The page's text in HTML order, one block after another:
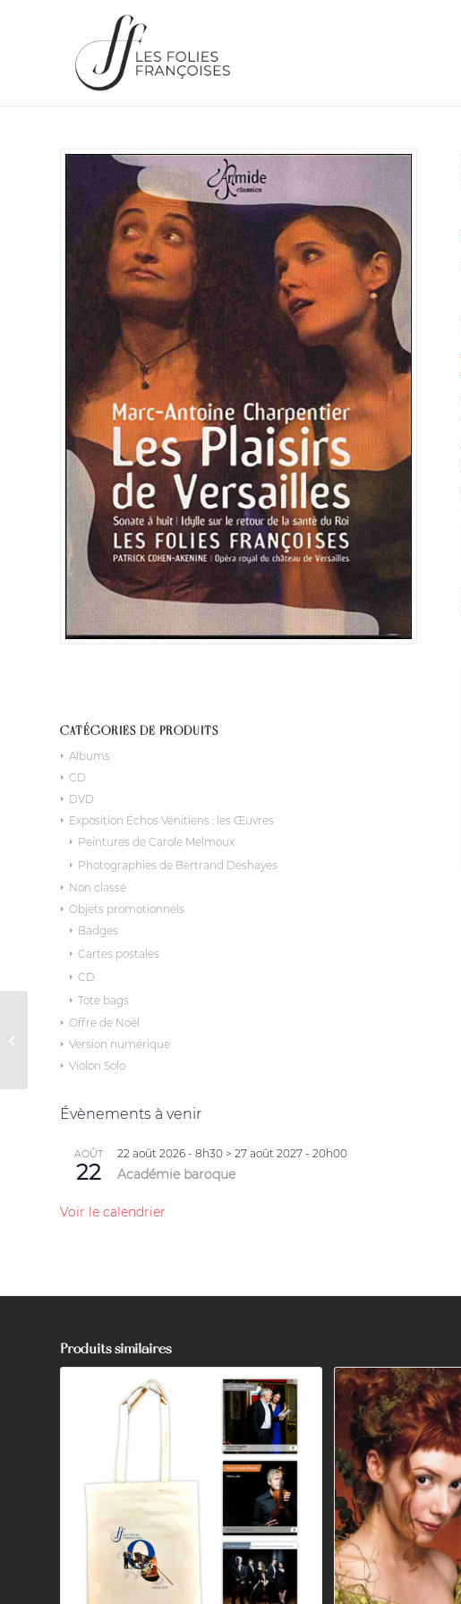
CATÉGORIES DE PRODUITS
Albums
CD
DVD
Exposition Échos Vénitiens : les Œuvres
Peintures de Carole Melmoux
Photographies de Bertrand Deshayes
Non classé
Objets promotionnels
Badges
Cartes postales
CD
Tote bags
Offre de Noël
Version numérique
Violon Solo
Évènements à venir
AOÛT
22
22 août 2026 - 8h30 > 27 août 2027 - 20h00
Académie baroque
Voir le calendrier
Produits similaires
Nachtmusik –
Wolfgang Amadeus